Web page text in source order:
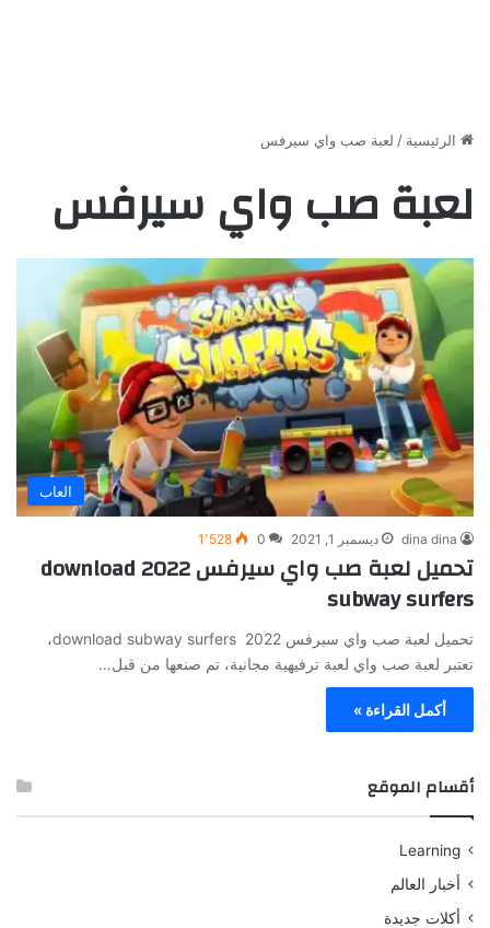
الرئيسية / لعبة صب واي سيرفس
لعبة صب واي سيرفس
العاب
dina dina ديسمبر 1, 2021 0 1٬528
تحميل لعبة صب واي سيرفس 2022 download
subway surfers
تحميل لعبة صب واي سيرفس 2022 download subway surfers،
تعتبر لعبة صب واي لعبة ترفيهية مجانية، تم صنعها من قبل…
أكمل القراءة »
أقسام الموقع
Learning
أخبار العالم
أكلات جديدة